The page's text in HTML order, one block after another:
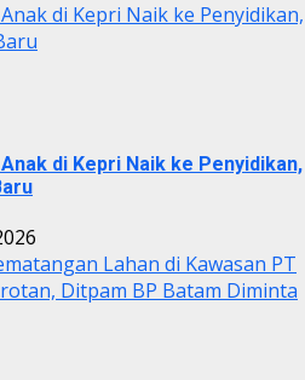
di Kepri Naik ke Penyidikan,
di Kepri Naik ke Penyidikan,
Lahan di Kawasan PT
Ditpam BP Batam Diminta